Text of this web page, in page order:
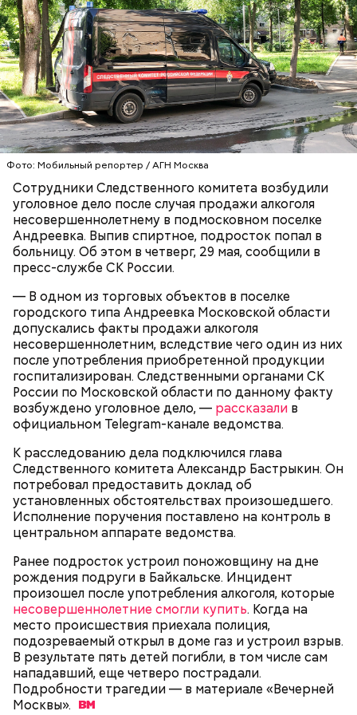
Фото: Мобильный репортер / АГН Москва
Сотрудники Следственного комитета возбудили
уголовное дело после случая продажи алкоголя
несовершеннолетнему в подмосковном поселке
Андреевка. Выпив спиртное, подросток попал в
больницу. Об этом в четверг, 29 мая, сообщили в
пресс-службе СК России.
— В одном из торговых объектов в поселке
городского типа Андреевка Московской области
допускались факты продажи алкоголя
несовершеннолетним, вследствие чего один из них
после употребления приобретенной продукции
госпитализирован. Следственными органами СК
России по Московской области по данному факту
возбуждено уголовное дело, — рассказали в
официальном Telegram-канале ведомства.
К расследованию дела подключился глава
Следственного комитета Александр Бастрыкин. Он
потребовал предоставить доклад об
установленных обстоятельствах произошедшего.
Исполнение поручения поставлено на контроль в
центральном аппарате ведомства.
Ранее подросток устроил поножовщину на дне
рождения подруги в Байкальске. Инцидент
произошел после употребления алкоголя, которые
несовершеннолетние смогли купить. Когда на
место происшествия приехала полиция,
подозреваемый открыл в доме газ и устроил взрыв.
В результате пять детей погибли, в том числе сам
нападавший, еще четверо пострадали.
Подробности трагедии — в материале «Вечерней
Москвы».
— Гасанов, являясь индивидуальным
предпринимателем, осуществлял
предпринимательскую деятельность в области
продажи и размещения рекламы в социальных
сетях. С целью сокрытия своих доходов часть
Родственники обналичивали деньги и возвращали
их Гасанову. А чтобы пользоваться деньгами и не
вызвать подозрений у налоговой, Гасанов либо
распределял их между еще несколькими счетами,
либопокупал на них квартиры.
Блогеру грозило до семи лет лишения свободы.
Следующим подопытным стал друг детства
Миссюры Константин. 3 февраля того же года,
когда молодые люди ехали вместе в машине,
подозреваемый угостил приятеля морсом с
этиленгликолем. Через два дня Константин умер в
больнице.
— Мы съездили за витаминами, вернулись обратно,
поднялись домой. У него ухудшилось самочувствие
через сутки... Его увезли в больницу,
реанимировали, и там он скончался, — рассказывал
Миссюра на допросе.
Play
Video
Видео: пресс-служба ГСУ СК по Московской области
родителей погибшего юноши пали на Миссюру, но
доказать его причастность к кончине их сына не
удалось. Когда же подозреваемого задержали, он
заявил, что ничего не подсыпал в морс и утверждал,
что яд могли добавить в бутылкунекие
недоброжелатели.